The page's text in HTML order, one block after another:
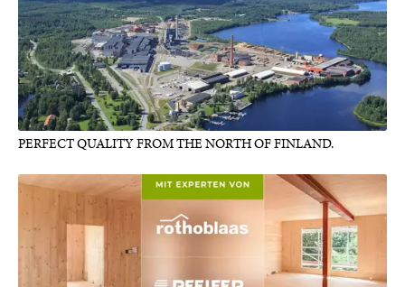
PERFECT QUALITY FROM THE NORTH OF FINLAND.